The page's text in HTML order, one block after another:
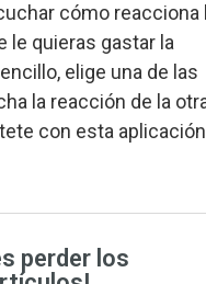
cómo reacciona
le quieras gastar la
elige una de las
la reacción de la
con esta aplicación
perder los